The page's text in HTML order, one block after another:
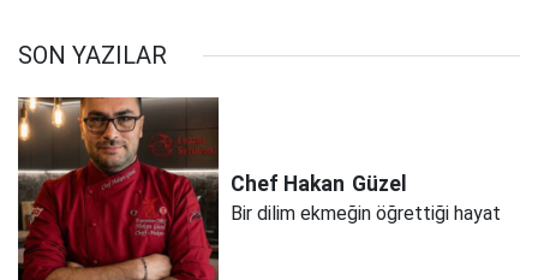
SON YAZILAR
Chef Hakan Güzel
Bir dilim ekmeğin öğrettiği hayat